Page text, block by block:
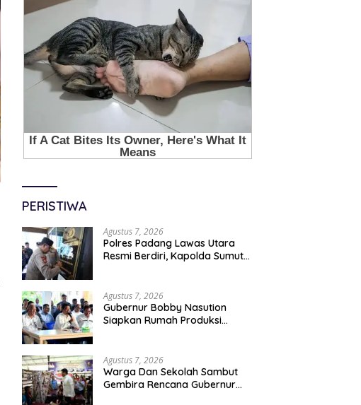
PERISTIWA
Agustus 7, 2026
Polres Padang Lawas Utara
Resmi Berdiri, Kapolda Sumut
Agustus 7, 2026
Gubernur Bobby Nasution
Siapkan Rumah Produksi
Agustus 7, 2026
Warga Dan Sekolah Sambut
Gembira Rencana Gubernur